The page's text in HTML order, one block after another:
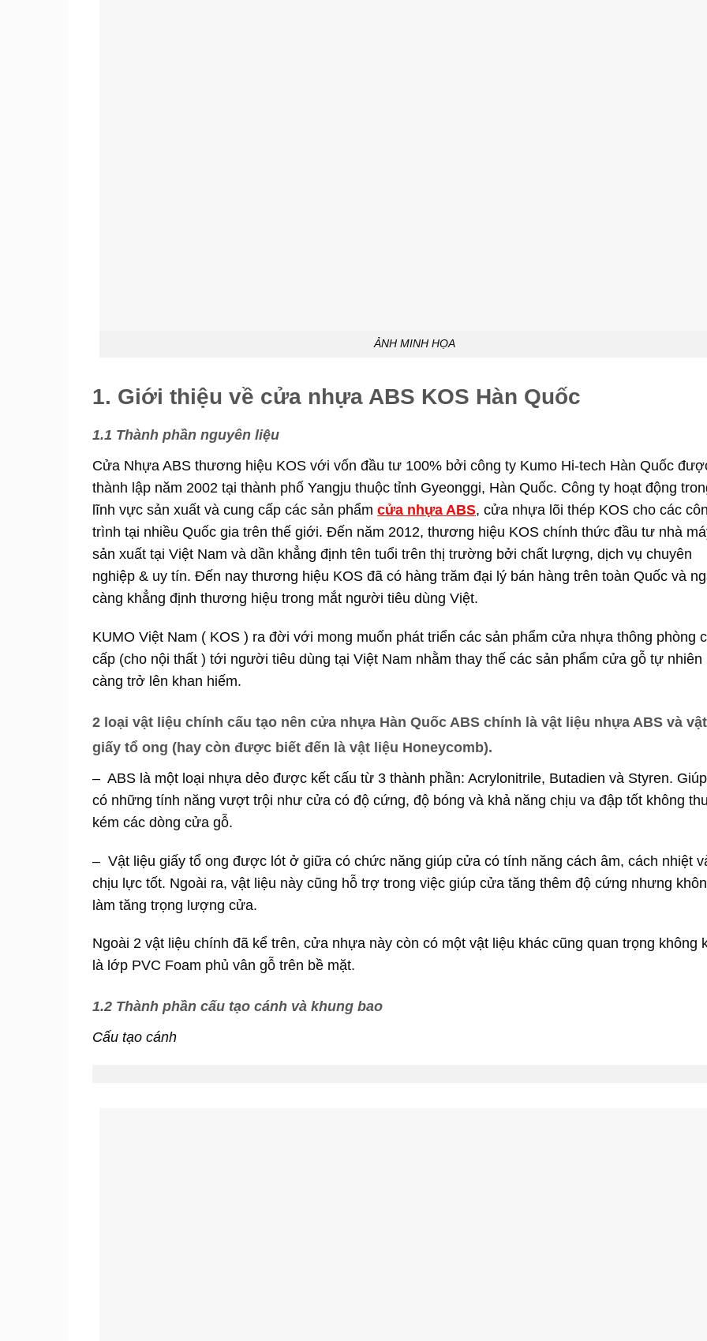
ẢNH MINH HỌA
1. Giới thiệu về cửa nhựa ABS KOS Hàn Quốc
1.1 Thành phần nguyên liệu
Cửa Nhựa ABS thương hiệu KOS với vốn đầu tư 100% bởi công ty Kumo Hi-tech Hàn Quốc
thành lập năm 2002 tại thành phố Yangju thuộc tỉnh Gyeonggi, Hàn Quốc. Công ty hoạt động
lĩnh vực sản xuất và cung cấp các sản phẩm cửa nhựa ABS, cửa nhựa lõi thép KOS cho các
trình tại nhiều Quốc gia trên thế giới. Đến năm 2012, thương hiệu KOS chính thức đầu tư nhà
sản xuất tại Việt Nam và dần khẳng định tên tuổi trên thị trường bởi chất lượng, dịch vụ chuyên
nghiệp & uy tín. Đến nay thương hiệu KOS đã có hàng trăm đại lý bán hàng trên toàn Quốc và
càng khẳng định thương hiệu trong mắt người tiêu dùng Việt.
KUMO Việt Nam ( KOS ) ra đời với mong muốn phát triển các sản phẩm cửa nhựa thông phòng
cấp (cho nội thất ) tới người tiêu dùng tại Việt Nam nhằm thay thế các sản phẩm cửa gỗ tự nhiên
càng trở lên khan hiếm.
2 loại vật liệu chính cấu tạo nên cửa nhựa Hàn Quốc ABS chính là vật liệu nhựa ABS và
giấy tổ ong (hay còn được biết đến là vật liệu Honeycomb).
– ABS là một loại nhựa dẻo được kết cấu từ 3 thành phần: Acrylonitrile, Butadien và Styren.
có những tính năng vượt trội như cửa có độ cứng, độ bóng và khả năng chịu va đập tốt không
kém các dòng cửa gỗ.
– Vật liệu giấy tổ ong được lót ở giữa có chức năng giúp cửa có tính năng cách âm, cách nhiệt
chịu lực tốt. Ngoài ra, vật liệu này cũng hỗ trợ trong việc giúp cửa tăng thêm độ cứng nhưng
làm tăng trọng lượng cửa.
Ngoài 2 vật liệu chính đã kể trên, cửa nhựa này còn có một vật liệu khác cũng quan trọng không
là lớp PVC Foam phủ vân gỗ trên bề mặt.
1.2 Thành phần cấu tạo cánh và khung bao
Cấu tạo cánh